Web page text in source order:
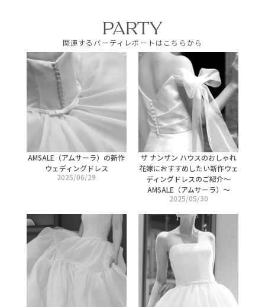
PARTY
関連するパーティレポートはこちらから
AMSALE（アムサーラ）の新作
ウェディングドレス
2025/06/29
ザ ナンザン ハウスのおしゃれ
花嫁におすすめしたい新作ウェ
ディングドレスのご紹介〜
AMSALE（アムサーラ）〜
2025/05/30